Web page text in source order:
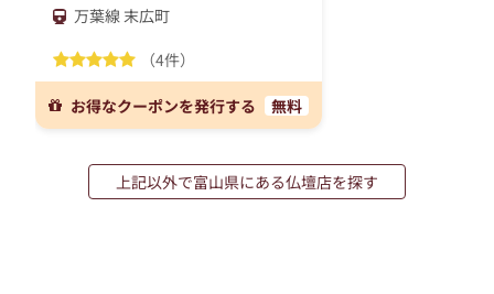
万葉線 末広町
（4件）
お得なクーポンを発行する 無料
上記以外で富山県にある仏壇店を探す